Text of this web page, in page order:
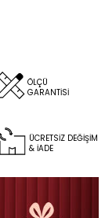
ÖLÇÜ
GARANTİSİ
ÜCRETSİZ DEĞİŞİM
& İADE